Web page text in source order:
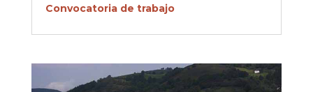
Convocatoria de trabajo